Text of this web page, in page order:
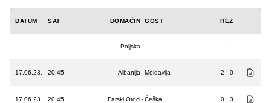
DATUM SAT DOMAĆIN GOST REZ
Poljska - - : -
17.06.23. 20:45 Albanija -Moldavija 2 : 0
17.06.23. 20:45 Farski Otoci-Češka 0 : 3